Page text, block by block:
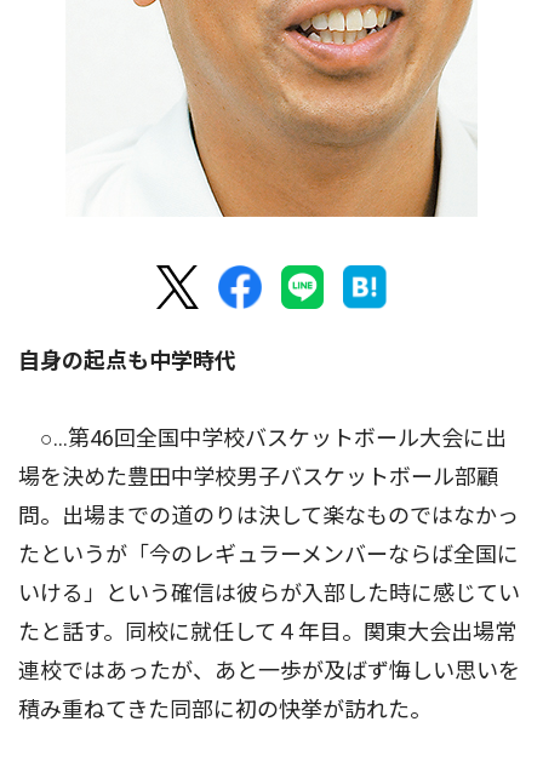
自身の起点も中学時代
○…第46回全国中学校バスケットボール大会に出
場を決めた豊田中学校男子バスケットボール部顧
問。出場までの道のりは決して楽なものではなかっ
たというが「今のレギュラーメンバーならば全国に
いける」という確信は彼らが入部した時に感じてい
たと話す。同校に就任して４年目。関東大会出場常
連校ではあったが、あと一歩が及ばず悔しい思いを
積み重ねてきた同部に初の快挙が訪れた。